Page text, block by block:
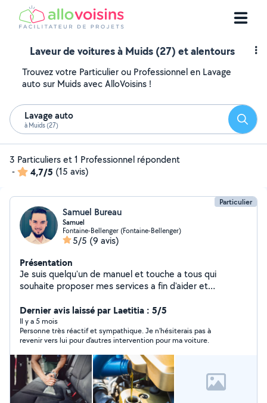
Laveur de voitures à Muids (27) et alentours
Trouvez votre Particulier ou Professionnel en Lavage
auto sur Muids avec AlloVoisins !
Lavage auto
à Muids (27)
3 Particuliers et 1 Professionnel répondent
-
4,7/5 (15 avis)
Particulier
Samuel Bureau
Samuel
Fontaine-Bellenger (Fontaine-Bellenger)
5/5 (9 avis)
Présentation
Je suis quelqu'un de manuel et touche a tous qui
souhaite proposer mes services a fin d'aider et
auto - nettoyage intérieur / extérieur véhicule -
nettoyage canapé/ fauteuil - impression 3D - monter
des meubles ou déco
Dernier avis laissé par Laetitia : 5/5
Il y a 5 mois
Personne très réactif et sympathique. Je n’hésiterais pas à
revenir vers lui pour d’autres intervention pour ma voiture.